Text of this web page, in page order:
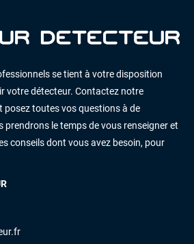
se tient à votre disposition
votre détecteur. Contactez notre
posez toutes vos questions à de
prendrons le temps de vous renseigner et
conseils dont vous avez besoin, pour